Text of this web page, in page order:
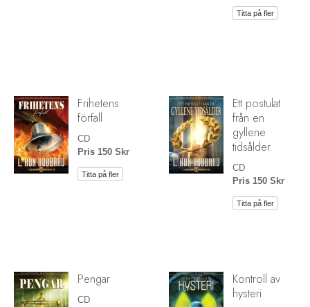
Titta på fler
Frihetens
förfall
CD
Pris 150 Skr
Titta på fler
Ett postulat
från en
gyllene
tidsålder
CD
Pris 150 Skr
Titta på fler
Pengar
CD
Kontroll av
hysteri